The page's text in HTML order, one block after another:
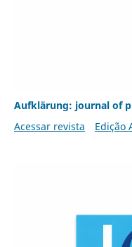
Aufklärung: journal of
Acessar revista
Edição